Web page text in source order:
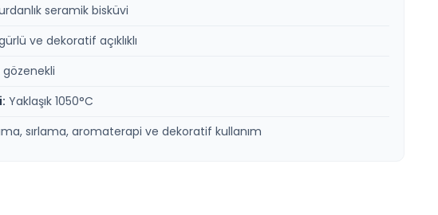
seramik bisküvi
ve dekoratif açıklıklı
gözenekli
Yaklaşık 1050°C
sırlama, aromaterapi ve dekoratif kullanım